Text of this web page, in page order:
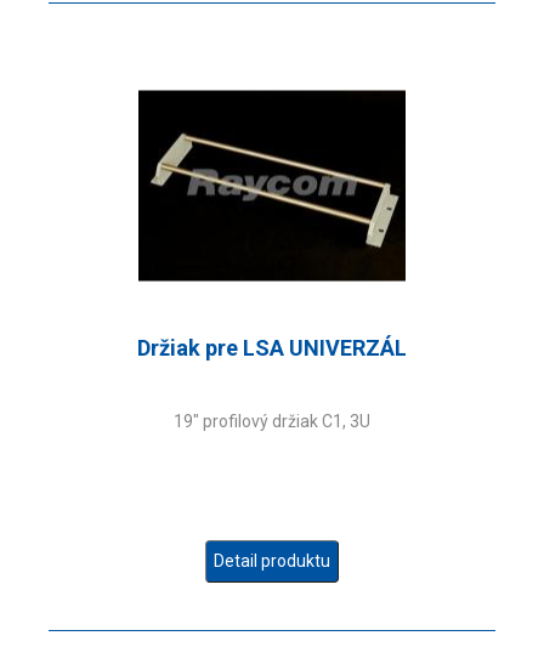
Držiak pre LSA UNIVERZÁL
19" profilový držiak C1, 3U
Detail produktu